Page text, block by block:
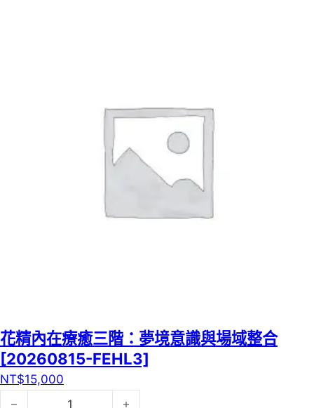
花精內在療癒三階：夢境意識與場域整合
[20260815-FEHL3]
NT$15,000
花精內在療癒三階：夢境意識與場域整合[20260815-